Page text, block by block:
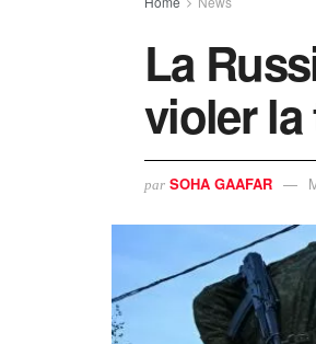
La
violer la
par SOHA GAAFAR